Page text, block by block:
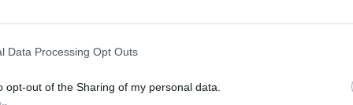
Data Processing Opt Outs
opt-out of the Sharing of my personal data.
spacchettare il partito. Perché questo,
Il Pdl insomma resta in piedi, ma va